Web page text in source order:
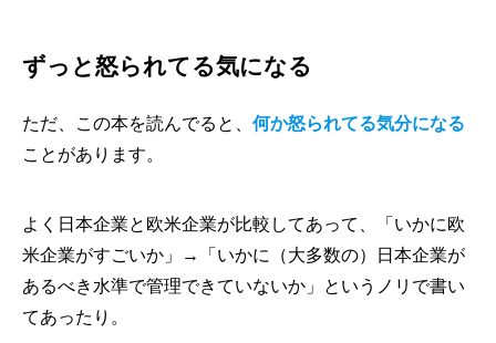
ずっと怒られてる気になる
ただ、この本を読んでると、 何か怒られてる気分になる
ことがあります。
よく日本企業と欧米企業が比較してあって、「いかに欧
米企業がすごいか」→「いかに（大多数の）日本企業が
あるべき水準で管理できていないか」というノリで書い
てあったり。